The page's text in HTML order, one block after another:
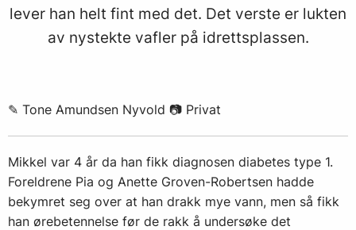
lever han helt fint med det. Det verste er lukten
av nystekte vafler på idrettsplassen.
✎ Tone Amundsen Nyvold 📷 Privat
Mikkel var 4 år da han fikk diagnosen diabetes type 1.
Foreldrene Pia og Anette Groven-Robertsen hadde
bekymret seg over at han drakk mye vann, men så fikk
han ørebetennelse før de rakk å undersøke det